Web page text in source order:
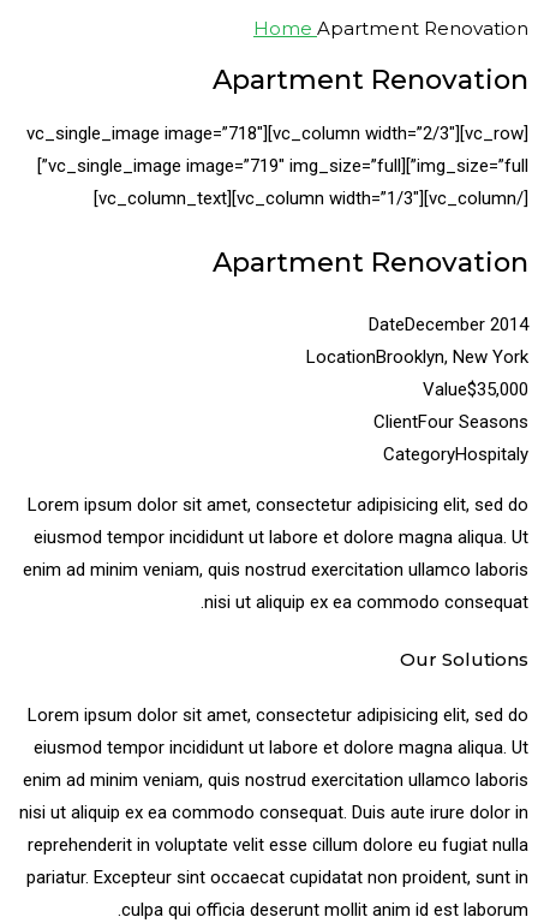
Home Apartment Renovation
Apartment Renovation
[vc_row][vc_column width=”2/3″][vc_single_image image=”718″
img_size=”full”][vc_single_image image=”719″ img_size=”full”]
[/vc_column][vc_column width=”1/3″][vc_column_text]
Apartment Renovation
DateDecember 2014
LocationBrooklyn, New York
Value$35,000
ClientFour Seasons
CategoryHospitaly
Lorem ipsum dolor sit amet, consectetur adipisicing elit, sed do
eiusmod tempor incididunt ut labore et dolore magna aliqua. Ut
enim ad minim veniam, quis nostrud exercitation ullamco laboris
nisi ut aliquip ex ea commodo consequat.
Our Solutions
Lorem ipsum dolor sit amet, consectetur adipisicing elit, sed do
eiusmod tempor incididunt ut labore et dolore magna aliqua. Ut
enim ad minim veniam, quis nostrud exercitation ullamco laboris
nisi ut aliquip ex ea commodo consequat. Duis aute irure dolor in
reprehenderit in voluptate velit esse cillum dolore eu fugiat nulla
pariatur. Excepteur sint occaecat cupidatat non proident, sunt in
culpa qui officia deserunt mollit anim id est laborum.